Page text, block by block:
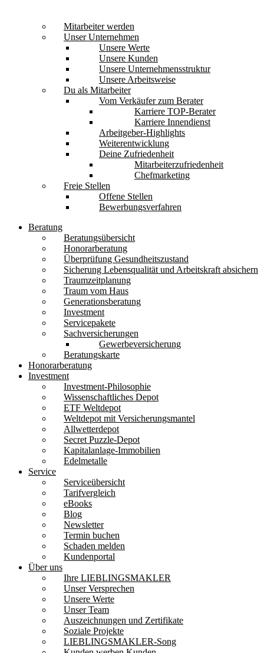
Mitarbeiter werden
Unser Unternehmen
Unsere Werte
Unsere Kunden
Unsere Unternehmensstruktur
Unsere Arbeitsweise
Du als Mitarbeiter
Vom Verkäufer zum Berater
Karriere TOP-Berater
Karriere Innendienst
Arbeitgeber-Highlights
Weiterentwicklung
Deine Zufriedenheit
Mitarbeiterzufriedenheit
Chefmarketing
Freie Stellen
Offene Stellen
Bewerbungsverfahren
Beratung
Beratungsübersicht
Honorarberatung
Überprüfung Gesundheitszustand
Sicherung Lebensqualität und Arbeitskraft absichern
Traumzeitplanung
Traum vom Haus
Generationsberatung
Investment
Servicepakete
Sachversicherungen
Gewerbeversicherung
Beratungskarte
Honorarberatung
Investment
Investment-Philosophie
Wissenschaftliches Depot
ETF Weltdepot
Weltdepot mit Versicherungsmantel
Allwetterdepot
Secret Puzzle-Depot
Kapitalanlage-Immobilien
Edelmetalle
Service
Serviceübersicht
Tarifvergleich
eBooks
Blog
Newsletter
Termin buchen
Schaden melden
Kundenportal
Über uns
Ihre LIEBLINGSMAKLER
Unser Versprechen
Unsere Werte
Unser Team
Auszeichnungen und Zertifikate
Soziale Projekte
LIEBLINGSMAKLER-Song